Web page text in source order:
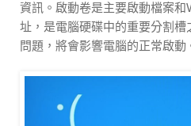
資訊。啟動卷是主要啟動檔案和
址，是電腦硬碟中的重要分割
問題，將會影響電腦的正常啟動